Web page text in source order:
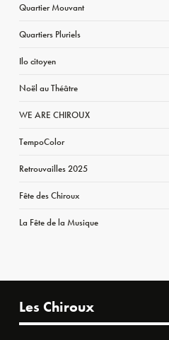
Quartier Mouvant
Quartiers Pluriels
Ilo citoyen
Noël au Théâtre
WE ARE CHIROUX
TempoColor
Retrouvailles 2025
Fête des Chiroux
La Fête de la Musique
Les Chiroux